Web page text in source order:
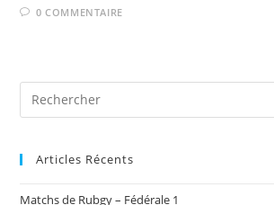
0 COMMENTAIRE
Articles Récents
Matchs de Rubgy – Fédérale 1